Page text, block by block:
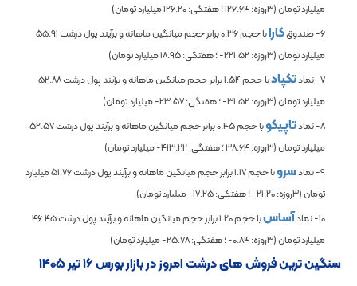
میلیارد تومان (3روزه:
126.64؛ هفتگی:126.20میلیارد تومان)
6- صندوق
کارابا حجم0.36برابر حجم میانگین ماهانه و برآیند پول درشت55.91
میلیارد تومان (3روزه:
-221.52؛ هفتگی:18.95میلیارد تومان)
7- نماد
تکپادبا حجم1.54برابر حجم میانگین ماهانه و برآیند پول درشت52.88
میلیارد تومان (3روزه:
-31.52؛ هفتگی:-23.57میلیارد تومان)
8- نماد
تاپیکوبا حجم0.45برابر حجم میانگین ماهانه و برآیند پول درشت52.57
میلیارد تومان (3روزه:
38.64؛ هفتگی:-413.22میلیارد تومان)
9- نماد
سروبا حجم1.17برابر حجم میانگین ماهانه و برآیند پول درشت51.76میلیارد
تومان (3روزه:
-21.20؛ هفتگی:-17.25میلیارد تومان)
10- نماد
آساسبا حجم1.20برابر حجم میانگین ماهانه و برآیند پول درشت46.45
میلیارد تومان (3روزه:
-0.84؛ هفتگی:-25.78میلیارد تومان)
سنگین ترین فروش های درشت امروز در بازار بورس ۱۶ تیر ۱۴۰۵